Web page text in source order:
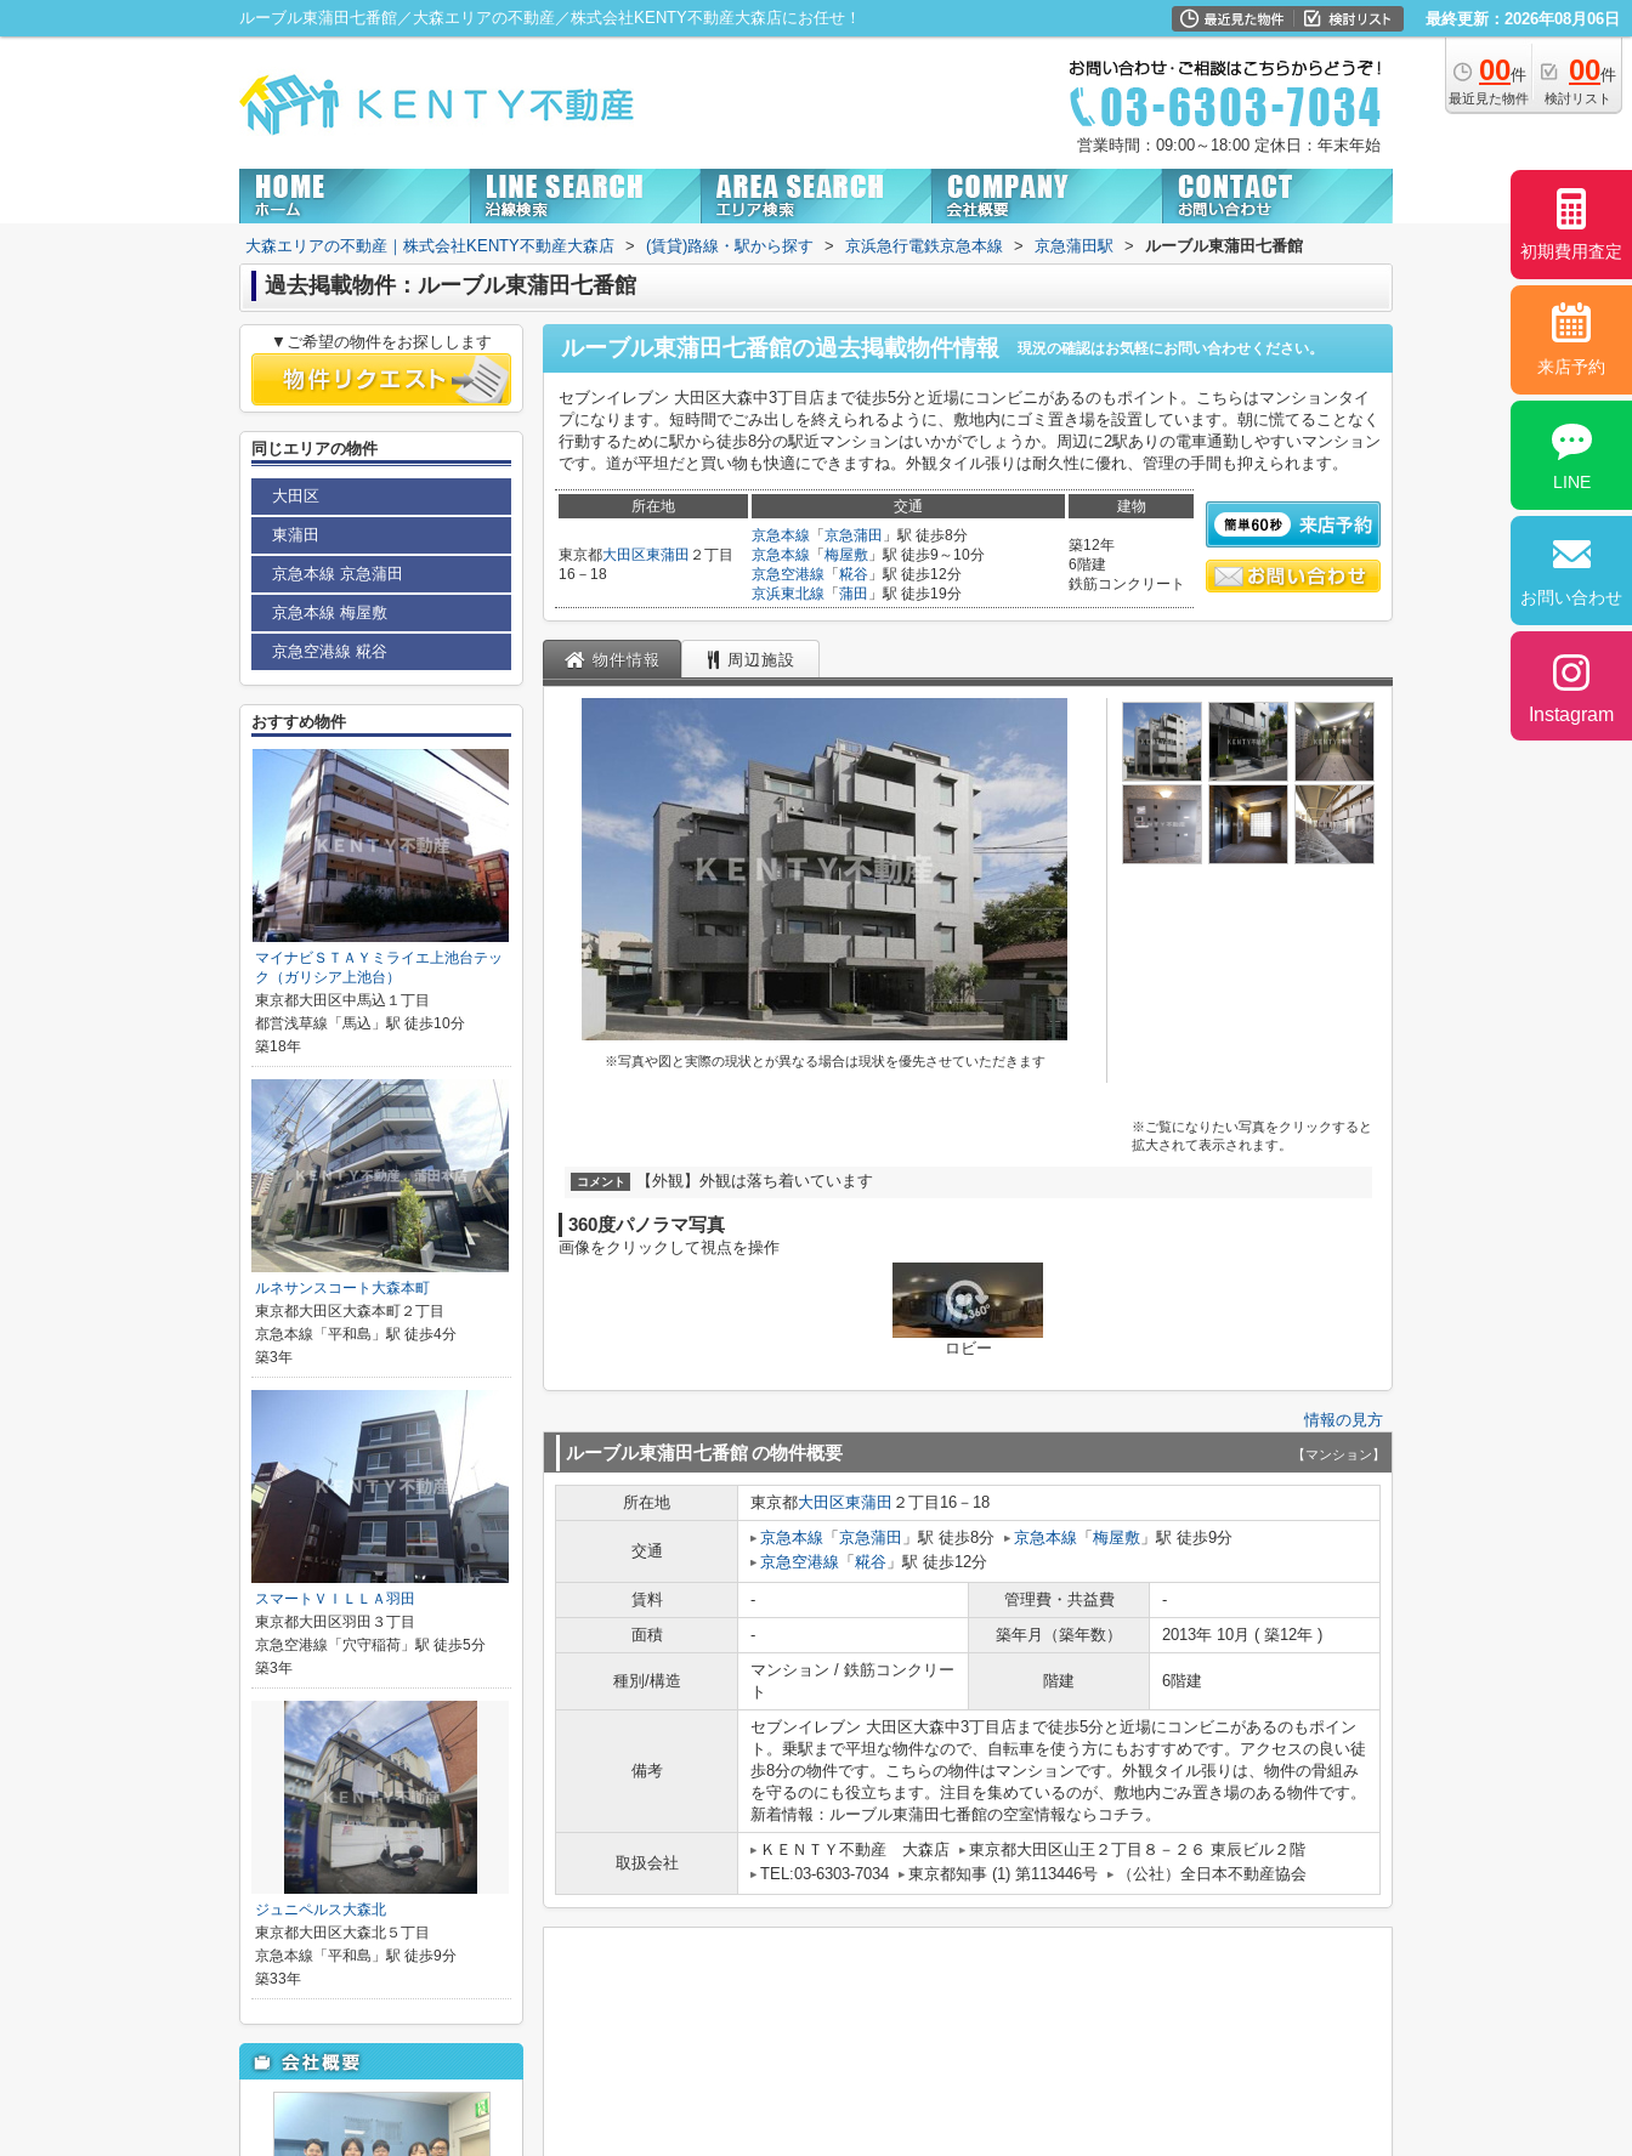
ルーブル東蒲田七番館／大森エリアの不動産／株式会社KENTY不動産大森店にお任せ！ 最終更新：2026年08月06日
00件
最近見た物件
00件
検討リスト
営業時間：09:00～18:00 定休日：年末年始
大森エリアの不動産｜株式会社KENTY不動産大森店 > (賃貸)路線・駅から探す > 京浜急行電鉄京急本線 > 京急蒲田駅 > ルーブル東蒲田七番館
過去掲載物件：ルーブル東蒲田七番館
ルーブル東蒲田七番館の過去掲載物件情報 現況の確認はお気軽にお問い合わせください。
セブンイレブン 大田区大森中3丁目店まで徒歩5分と近場にコンビニがあるのもポイント。こちらはマンションタイ
プになります。短時間でごみ出しを終えられるように、敷地内にゴミ置き場を設置しています。朝に慌てることなく
行動するために駅から徒歩8分の駅近マンションはいかがでしょうか。周辺に2駅ありの電車通勤しやすいマンション
です。道が平坦だと買い物も快適にできますね。外観タイル張りは耐久性に優れ、管理の手間も抑えられます。
所在地 交通 建物
東京都大田区東蒲田 ２丁目
16－18
京急本線 「 京急蒲田 」駅 徒歩8分
京急本線 「 梅屋敷 」駅 徒歩9～10分
京急空港線 「 糀谷 」駅 徒歩12分
京浜東北線 「 蒲田 」駅 徒歩19分
築12年
6階建
鉄筋コンクリート
物件情報 周辺施設
※写真や図と実際の現状とが異なる場合は現状を優先させていただきます
※ご覧になりたい写真をクリックすると
拡大されて表示されます。
コメント 【外観】外観は落ち着いています
360度パノラマ写真
画像をクリックして視点を操作
ロビー
情報の見方
ルーブル東蒲田七番館の物件概要 【マンション】
所在地 東京都大田区東蒲田 ２丁目16－18
交通
京急本線 「 京急蒲田 」駅 徒歩8分 京急本線 「 梅屋敷 」駅 徒歩9分
京急空港線 「 糀谷 」駅 徒歩12分
賃料 - 管理費・共益費
-
面積
- 築年月（築年数） 2013年 10月 ( 築12年 )
種別/構造
マンション / 鉄筋コンクリー
ト
階建 6階建
備考
セブンイレブン 大田区大森中3丁目店まで徒歩5分と近場にコンビニがあるのもポイン
ト。乗駅まで平坦な物件なので、自転車を使う方にもおすすめです。アクセスの良い徒
歩8分の物件です。こちらの物件はマンションです。外観タイル張りは、物件の骨組み
を守るのにも役立ちます。注目を集めているのが、敷地内ごみ置き場のある物件です。
新着情報：ルーブル東蒲田七番館の空室情報ならコチラ。
取扱会社
ＫＥＮＴＹ不動産 大森店
東京都大田区山王２丁目８－２６ 東辰ビル２階
TEL:03-6303-7034
東京都知事 (1) 第113446号 （公社）全日本不動産協会
▼ご希望の物件をお探しします
同じエリアの物件
大田区
東蒲田
京急本線 京急蒲田
京急本線 梅屋敷
京急空港線 糀谷
おすすめ物件
マイナビＳＴＡＹミライエ上池台テッ
ク（ガリシア上池台）
東京都大田区中馬込１丁目
都営浅草線「馬込」駅 徒歩10分
築18年
ルネサンスコート大森本町
東京都大田区大森本町２丁目
京急本線「平和島」駅 徒歩4分
築3年
スマートＶＩＬＬＡ羽田
東京都大田区羽田３丁目
京急空港線「穴守稲荷」駅 徒歩5分
築3年
ジュニペルス大森北
東京都大田区大森北５丁目
京急本線「平和島」駅 徒歩9分
築33年
初期費用査定
来店予約
LINE
お問い合わせ
Instagram